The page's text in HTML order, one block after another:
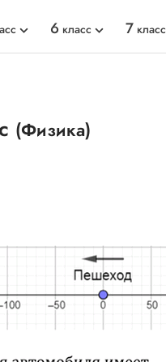
6 класс 7 класс
(Физика)